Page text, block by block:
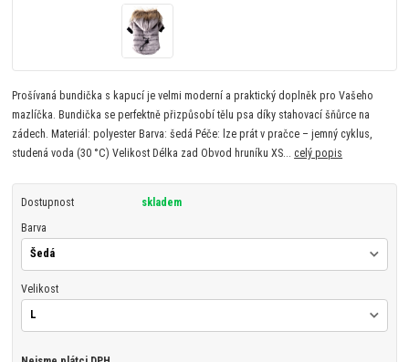
Prošívaná bundička s kapucí je velmi moderní a praktický doplněk pro Vašeho
mazlíčka. Bundička se perfektně přizpůsobí tělu psa díky stahovací šňůrce na
zádech. Materiál: polyester Barva: šedá Péče: lze prát v pračce – jemný cyklus,
studená voda (30 °C) Velikost Délka zad Obvod hruníku XS...celý popis
Dostupnost skladem
Barva
Velikost